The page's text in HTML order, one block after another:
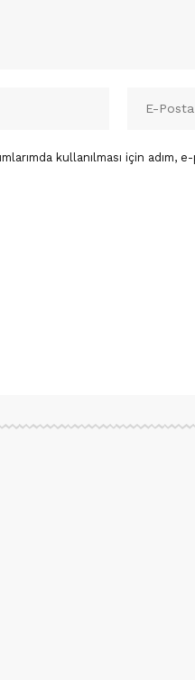
kullanılması için